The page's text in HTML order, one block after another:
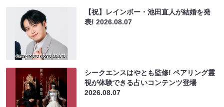
【祝】レインボー・池田直人が結婚を発
表!2026.08.07
シークエンスはやとも監修! ペアリング霊
視が体験できる占いコンテンツ登場
2026.08.07